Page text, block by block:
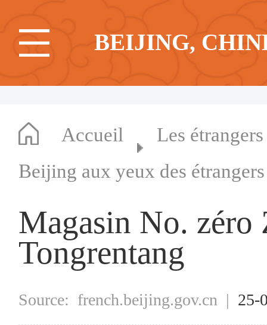
BEIJING,
Accueil
Les
Beijing aux yeux des étrangers
Magasin No. zéro
Tongrentang
Source: french.beijing.gov.cn | 25-